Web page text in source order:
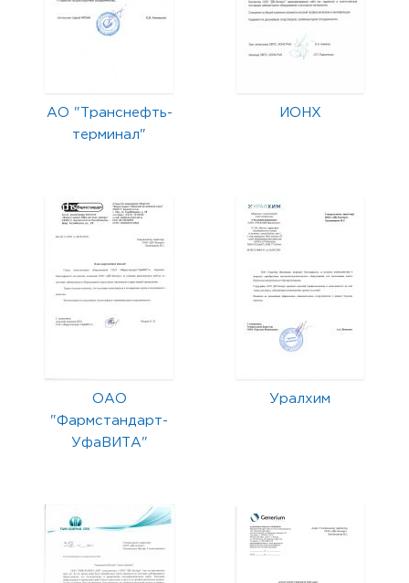
АО "Транснефть-
терминал"
ИОНХ
ОАО
"Фармстандарт-
УфаВИТА"
Уралхим